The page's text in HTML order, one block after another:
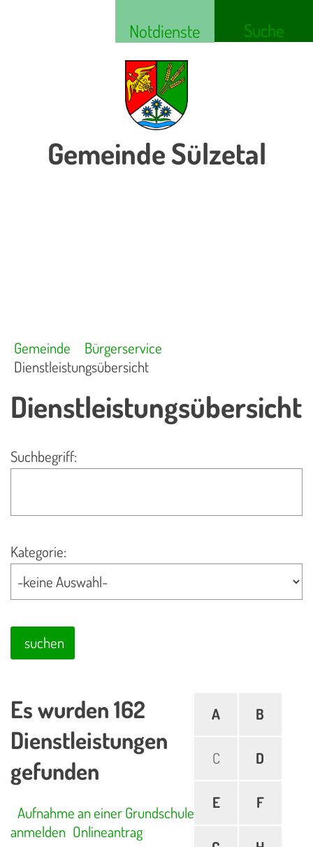
Notdienste Suche
Gemeinde Sülzetal
Gemeinde
Bürgerservice
Dienstleistungsübersicht
Dienstleistungsübersicht
Suchbegriff:
Kategorie:
suchen
A B
C D
E F
Es wurden 162
Dienstleistungen
gefunden
Aufnahme an einer Grundschule
anmelden Onlineantrag